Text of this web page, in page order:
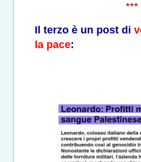
***
Il terzo è un post di
la pace: